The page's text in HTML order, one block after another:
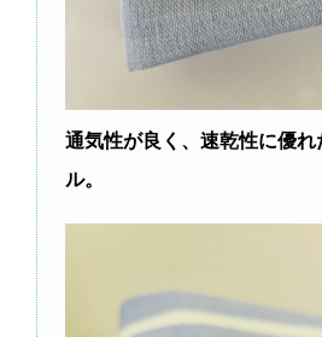
通気性が良く、速乾性に優れ
ル。